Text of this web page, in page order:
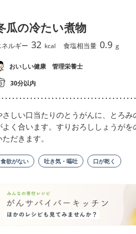
瓜の冷たい煮物
ネルギー 32 kcal 食塩相当量 0.9 g
おいしい健康 管理栄養士
30分以内
さしい口当たりのとうがんに、とろみ
よく合います。すりおろししょうがを
ただきます。
食欲がない 吐き気・嘔吐 口が乾く